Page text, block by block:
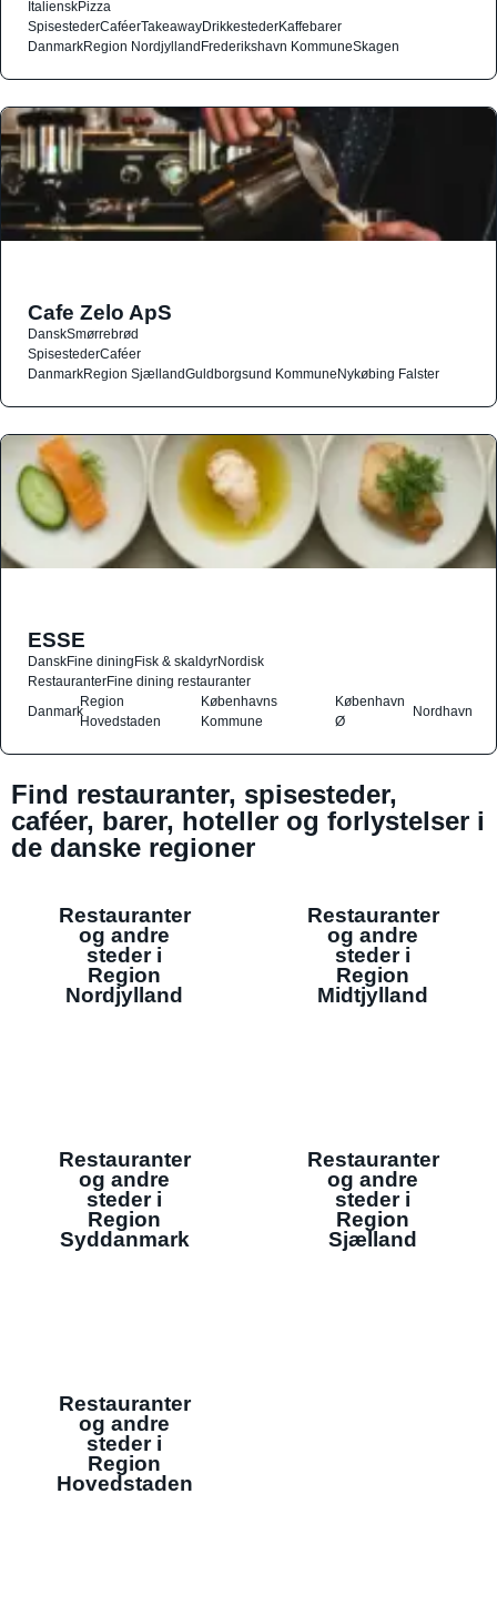
ItalienskPizza
SpisestederCaféerTakeawayDrikkestederKaffebarer
DanmarkRegion NordjyllandFrederikshavn KommuneSkagen
Cafe Zelo ApS
DanskSmørrebrød
SpisestederCaféer
DanmarkRegion SjællandGuldborgsund KommuneNykøbing Falster
ESSE
DanskFine diningFisk & skaldyrNordisk
RestauranterFine dining restauranter
Danmark
Region
Hovedstaden
Københavns
Kommune
København
Ø
Nordhavn
Find restauranter, spisesteder,
caféer, barer, hoteller og forlystelser i
de danske regioner
Restauranter
og andre
steder i
Region
Nordjylland
Restauranter
og andre
steder i
Region
Midtjylland
Restauranter
og andre
steder i
Region
Syddanmark
Restauranter
og andre
steder i
Region
Sjælland
Restauranter
og andre
steder i
Region
Hovedstaden